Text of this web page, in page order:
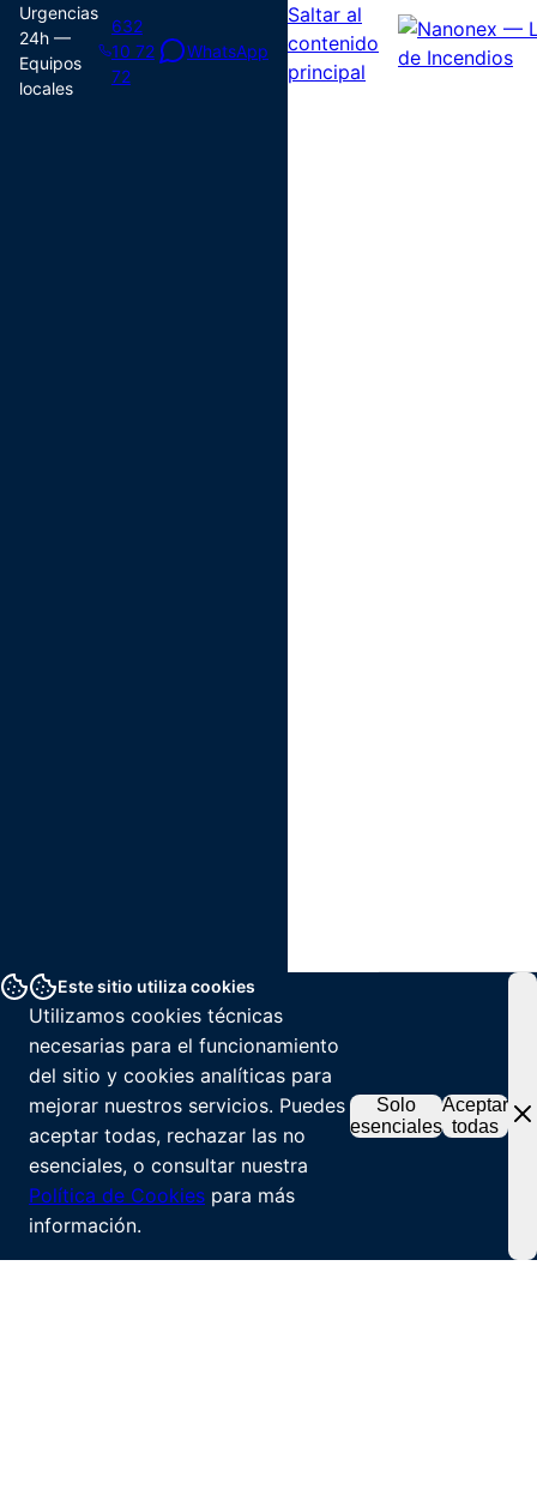
Urgencias
24h —
Equipos
locales
632
10 72
72
WhatsApp
Saltar al
contenido
principal
Este sitio utiliza cookies
Utilizamos cookies técnicas
necesarias para el funcionamiento
del sitio y cookies analíticas para
mejorar nuestros servicios. Puedes
aceptar todas, rechazar las no
esenciales, o consultar nuestra
Política de Cookies para más
información.
Solo
esenciales
Aceptar
todas